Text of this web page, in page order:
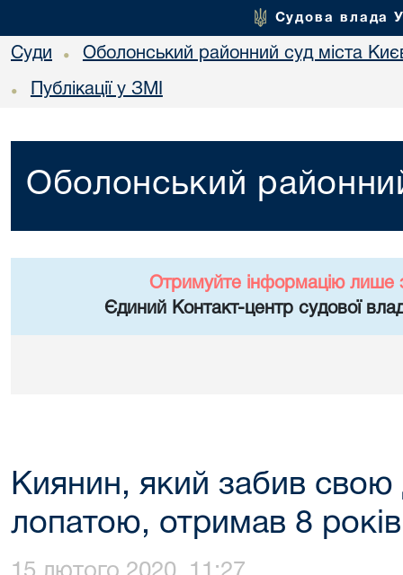
Судова влада
Суди • Оболонський районний суд міста
• Публікації у ЗМІ
Оболонський
Отримуйте інформацію лише
Єдиний Контакт-центр судової
Киянин, який забив
лопатою, отримав 8